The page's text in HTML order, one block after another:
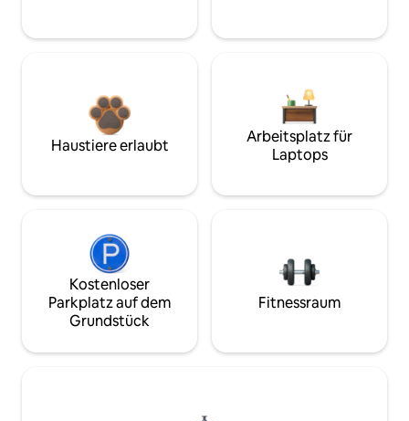
Haustiere erlaubt
Arbeitsplatz für
Laptops
Kostenloser
Parkplatz auf dem
Grundstück
Fitnessraum